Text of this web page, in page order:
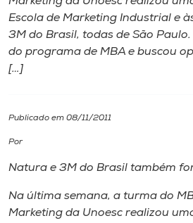
A
Internacionalização
Cultura
Escola de Marketing Industrial e
3M do Brasil, todas de São
do programa de MBA e buscou
[…]
Publicado em 08/11/2011
Por
Natura e 3M do Brasil também
Na última semana, a turma do
Marketing da Unoesc realizou